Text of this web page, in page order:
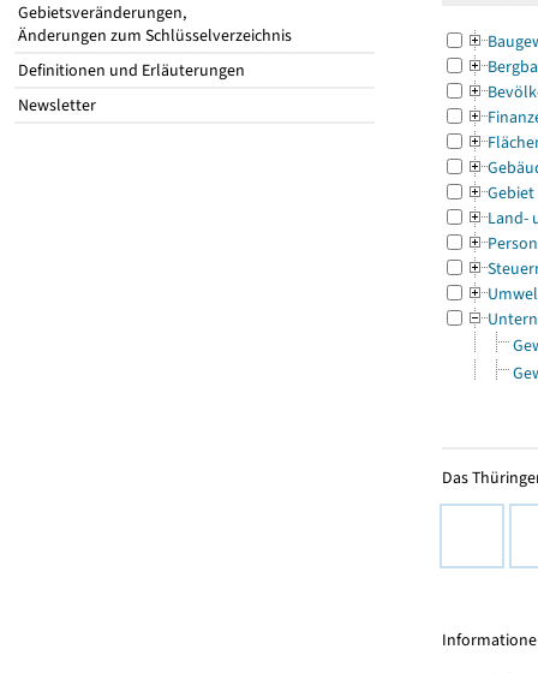
Gebietsveränderungen,
Änderungen zum Schlüsselverzeichnis
Definitionen und Erläuterungen
Newsletter
Gebiet
Land-
Das